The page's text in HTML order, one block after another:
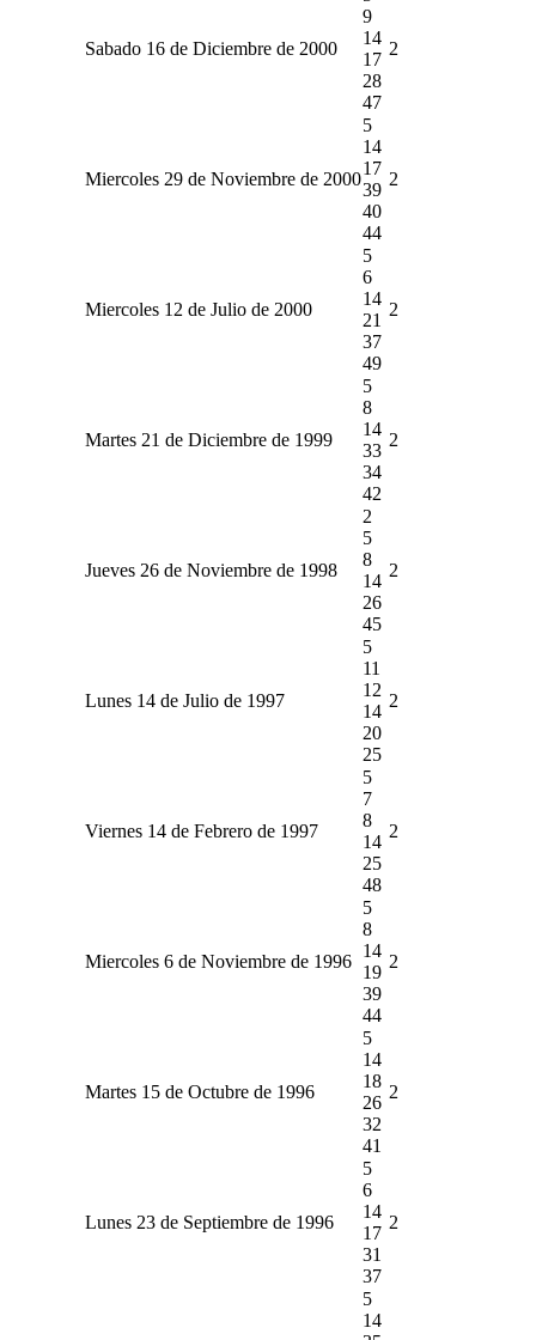
Sabado 16 de Diciembre de 2000
9
14
17
28
47
2
Miercoles 29 de Noviembre de 2000
5
14
17
39
40
44
2
Miercoles 12 de Julio de 2000
5
6
14
21
37
49
2
Martes 21 de Diciembre de 1999
5
8
14
33
34
42
2
Jueves 26 de Noviembre de 1998
2
5
8
14
26
45
2
Lunes 14 de Julio de 1997
5
11
12
14
20
25
2
Viernes 14 de Febrero de 1997
5
7
8
14
25
48
2
Miercoles 6 de Noviembre de 1996
5
8
14
19
39
44
2
Martes 15 de Octubre de 1996
5
14
18
26
32
41
2
Lunes 23 de Septiembre de 1996
5
6
14
17
31
37
2
5
14